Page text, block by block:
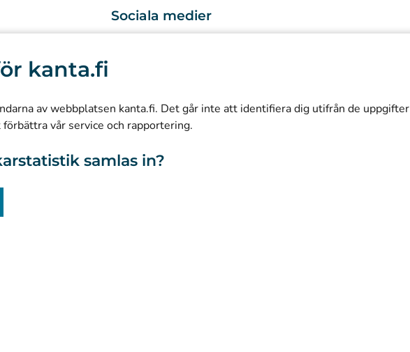
kanta.fi
av webbplatsen kanta.fi. Det går inte att identifiera dig utifrån de
vår service och rapportering.
samlas in?
Sociala medier